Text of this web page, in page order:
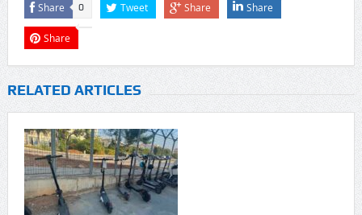
Share 0 Tweet Share Share
Share
RELATED ARTICLES